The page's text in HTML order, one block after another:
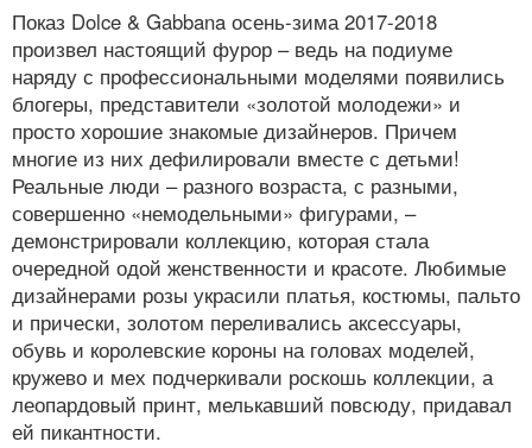
Показ Dolce & Gabbana осень-зима 2017-2018
произвел настоящий фурор – ведь на подиуме
наряду с профессиональными моделями появились
блогеры, представители «золотой молодежи» и
просто хорошие знакомые дизайнеров. Причем
многие из них дефилировали вместе с детьми!
Реальные люди – разного возраста, с разными,
совершенно «немодельными» фигурами, –
демонстрировали коллекцию, которая стала
очередной одой женственности и красоте. Любимые
дизайнерами розы украсили платья, костюмы, пальто
и прически, золотом переливались аксессуары,
обувь и королевские короны на головах моделей,
кружево и мех подчеркивали роскошь коллекции, а
леопардовый принт, мелькавший повсюду, придавал
ей пикантности.